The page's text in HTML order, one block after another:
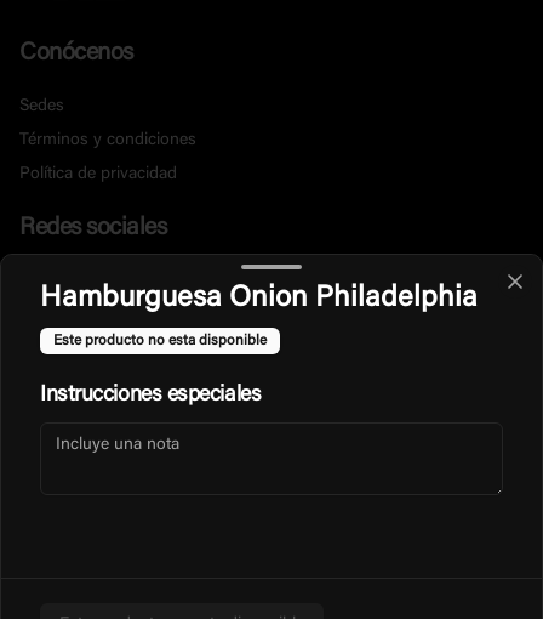
Conócenos
Sedes
Términos y condiciones
Política de privacidad
Redes sociales
Instagram
Mi cuenta
Hamburguesa Onion Philadelphia
Este producto no esta disponible
Instrucciones especiales